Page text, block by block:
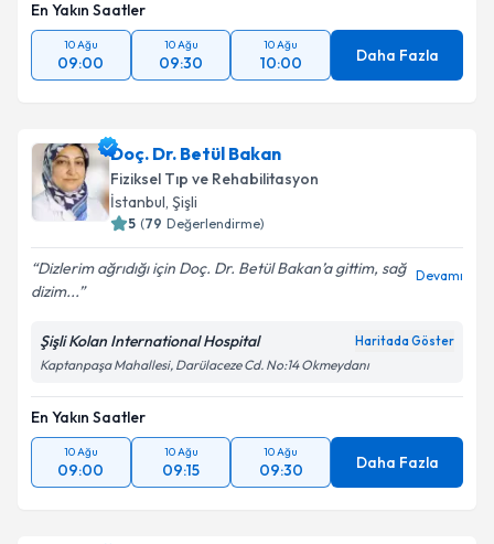
En Yakın Saatler
10 Ağu
09:00
10 Ağu
09:30
10 Ağu
10:00 Daha Fazla
Doç. Dr. Betül Bakan
Fiziksel Tıp ve Rehabilitasyon
İstanbul, Şişli
5 (79 Değerlendirme)
Dizlerim ağrıdığı için Doç. Dr. Betül Bakan’a gittim, sağ
dizim...
Devamı
Şişli Kolan International Hospital Haritada Göster
Kaptanpaşa Mahallesi, Darülaceze Cd. No:14 Okmeydanı
En Yakın Saatler
10 Ağu
09:00
10 Ağu
09:15
10 Ağu
09:30 Daha Fazla